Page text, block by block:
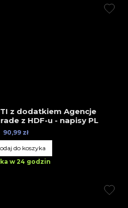
z dodatkiem Agencje
z HDF-u - napisy PL
90,99 zł
do koszyka
w 24 godzin